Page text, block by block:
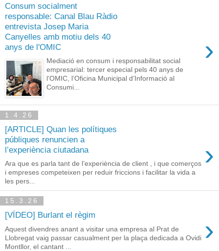
Consum socialment
responsable: Canal Blau Ràdio
entrevista Josep Maria
Canyelles amb motiu dels 40
anys de l'OMIC
›
Mediació en consum i responsabilitat social
empresarial: tercer especial pels 40 anys de
l’OMIC, l’Oficina Municipal d’Informació al
Consumi...
1.4.26
[ARTICLE] Quan les polítiques
públiques renuncien a
l’experiència ciutadana
›
Ara que es parla tant de l’experiència de client , i que comerços
i empreses competeixen per reduir friccions i facilitar la vida a
les pers...
15.3.26
[VÍDEO] Burlant el règim ›
Aquest divendres anant a visitar una empresa al Prat de
Llobregat vaig passar casualment per la plaça dedicada a Ovidi
Montllor, el cantant ...